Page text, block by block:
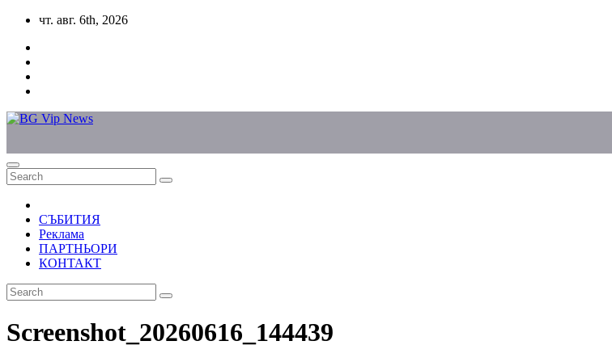
Skip
content
чт. авг. 6th, 2026
СЪБИТИЯ
Реклама
ПАРТНЬОРИ
КОНТАКТ
Screenshot_20260616_144439